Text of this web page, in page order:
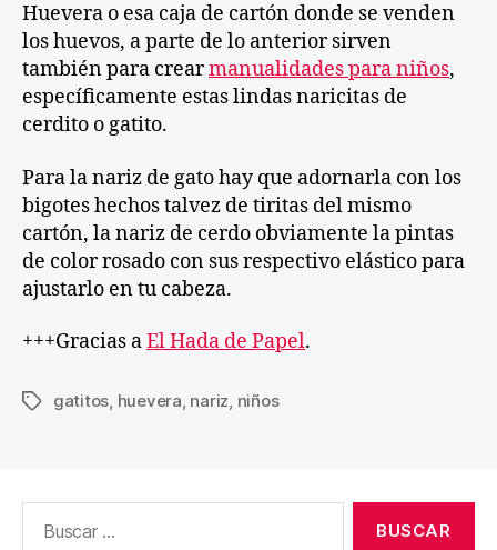
cartón
de
huevera
Huevera o esa caja de cartón donde se venden
los huevos, a parte de lo anterior sirven
también para crearmanualidades para niños,
específicamente estas lindas naricitas de
cerdito o gatito.
Para la nariz de gato hay que adornarla con los
bigotes hechos talvez de tiritas del mismo
cartón, la nariz de cerdo obviamente la pintas
de color rosado con sus respectivo elástico para
ajustarlo en tu cabeza.
+++Gracias aEl Hada de Papel.
Etiquetas
gatitos, huevera, nariz, niños